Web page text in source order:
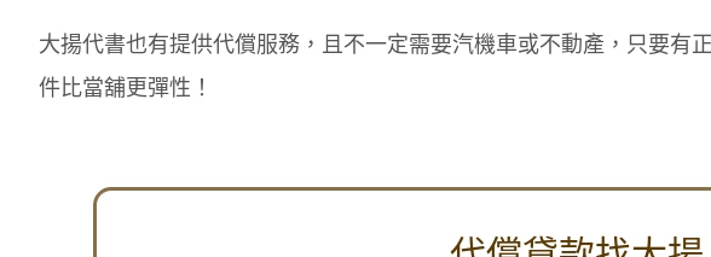
大揚代書也有提供代償服務，且不一定需要汽機車或不動產，只要有
件比當舖更彈性！